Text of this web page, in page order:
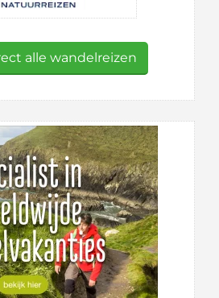
alle wandelreizen